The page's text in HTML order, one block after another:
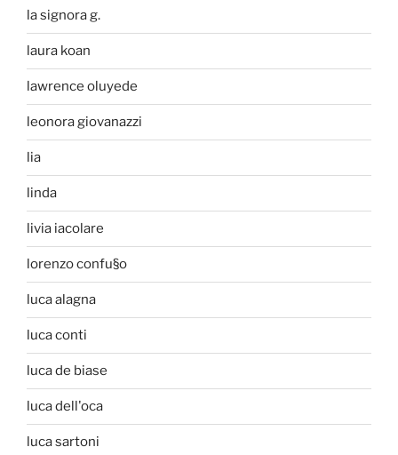
la signora g.
laura koan
lawrence oluyede
leonora giovanazzi
lia
linda
livia iacolare
lorenzo confu§o
luca alagna
luca conti
luca de biase
luca dell'oca
luca sartoni